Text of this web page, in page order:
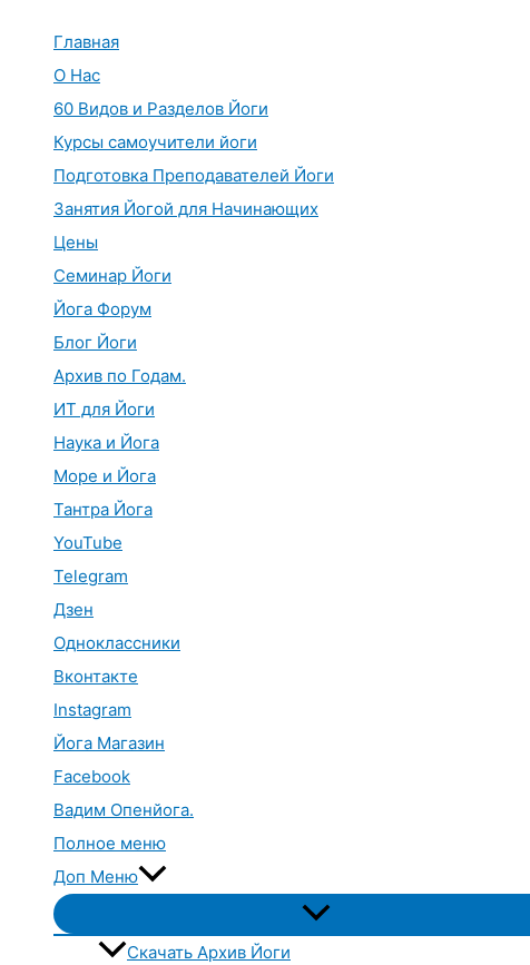
Главная
О Нас
60 Видов и Разделов Йоги
Курсы самоучители йоги
Подготовка Преподавателей Йоги
Занятия Йогой для Начинающих
Цены
Семинар Йоги
Йога Форум
Блог Йоги
Архив по Годам.
ИТ для Йоги
Наука и Йога
Море и Йога
Тантра Йога
YouTube
Telegram
Дзен
Одноклассники
Вконтакте
Instagram
Йога Магазин
Facebook
Вадим Опенйога.
Полное меню
Доп Меню
Переключатель
меню
Скачать Архив Йоги